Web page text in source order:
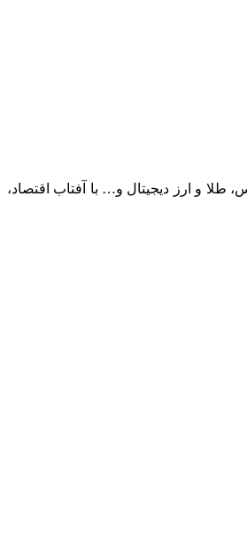
طلا و ارز دیجیتال و… با آفتاب اقتصاد،